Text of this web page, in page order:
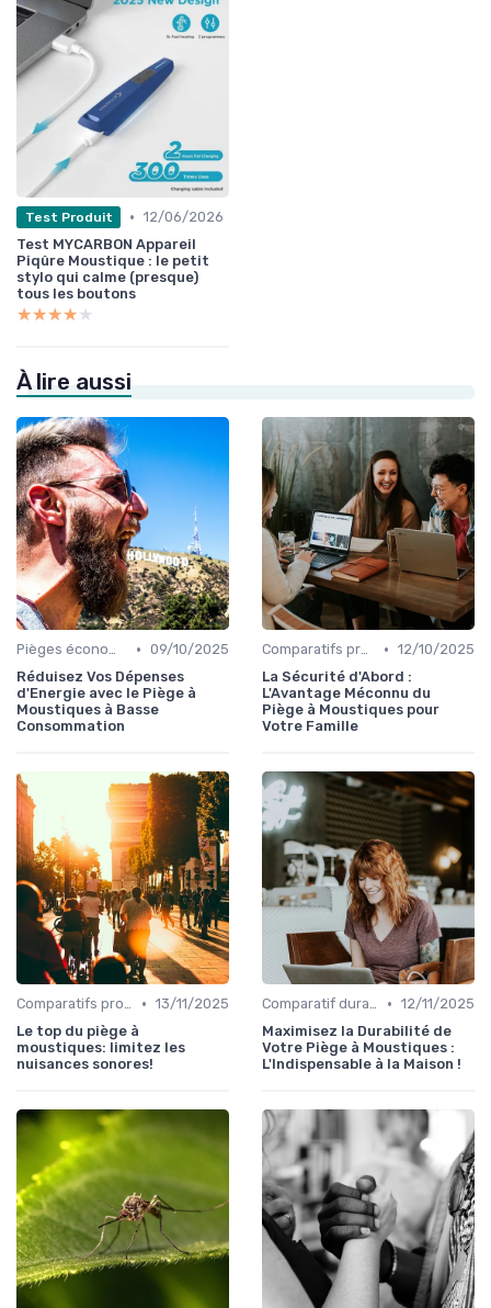
Test Produit • 12/06/2026
Test MYCARBON Appareil
Piqûre Moustique : le petit
stylo qui calme (presque)
tous les boutons
★★★★★
★★★★★
À lire aussi
Pièges économiques • 09/10/2025
Réduisez Vos Dépenses
d'Energie avec le Piège à
Moustiques à Basse
Consommation
Comparatifs produits • 12/10/2025
La Sécurité d'Abord :
L'Avantage Méconnu du
Piège à Moustiques pour
Votre Famille
Comparatifs produits • 13/11/2025
Le top du piège à
moustiques: limitez les
nuisances sonores!
Comparatif durabilité • 12/11/2025
Maximisez la Durabilité de
Votre Piège à Moustiques :
L'Indispensable à la Maison !